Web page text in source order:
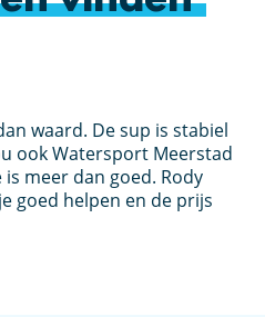
waard. De sup is stabiel
ook Watersport Meerstad
meer dan goed. Rody
goed helpen en de prijs